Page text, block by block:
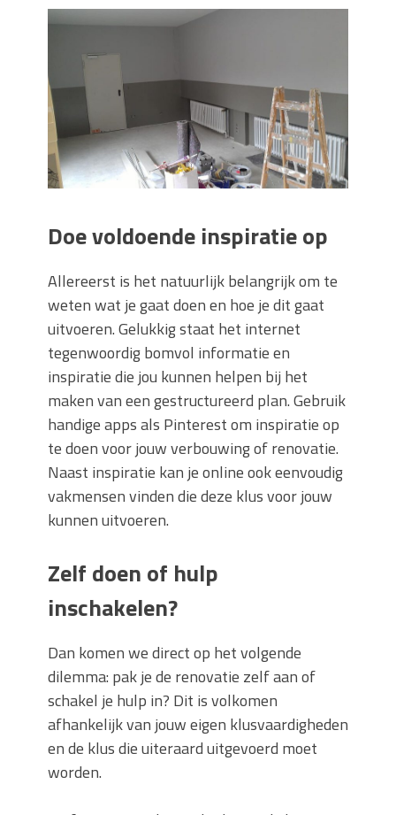
Doe voldoende inspiratie op
Allereerst is het natuurlijk belangrijk om te
weten wat je gaat doen en hoe je dit gaat
uitvoeren. Gelukkig staat het internet
tegenwoordig bomvol informatie en
inspiratie die jou kunnen helpen bij het
maken van een gestructureerd plan. Gebruik
handige apps als Pinterest om inspiratie op
te doen voor jouw verbouwing of renovatie.
Naast inspiratie kan je online ook eenvoudig
vakmensen vinden die deze klus voor jouw
kunnen uitvoeren.
Zelf doen of hulp
inschakelen?
Dan komen we direct op het volgende
dilemma: pak je de renovatie zelf aan of
schakel je hulp in? Dit is volkomen
afhankelijk van jouw eigen klusvaardigheden
en de klus die uiteraard uitgevoerd moet
worden.